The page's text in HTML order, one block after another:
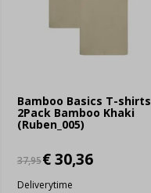
Bamboo Basics T-shirts
2Pack Bamboo Khaki
(Ruben_005)
37,95€ 30,36
Deliverytime